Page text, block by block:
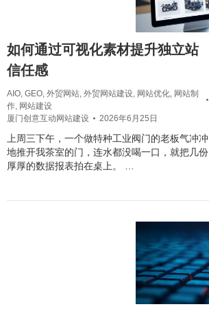
如何通过可视化素材提升独立站
信任感
AIO, GEO, 外贸网站, 外贸网站建设, 网站优化, 网站制
作, 网站建设
厦门创意互动网站建设
2026年6月25日
上周三下午，一个做特种工业阀门的老板气冲冲
地推开我茶室的门，连水都没喝一口，就把几份
厚厚的数据报表拍在桌上。 …